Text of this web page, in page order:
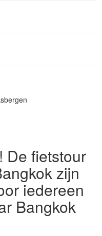
De fietstour
zijn
iedereen
Bangkok